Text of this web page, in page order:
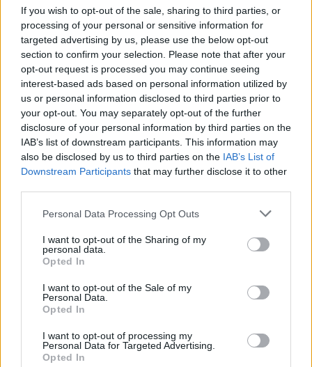
If you wish to opt-out of the sale, sharing to third parties, or
processing of your personal or sensitive information for
targeted advertising by us, please use the below opt-out
section to confirm your selection. Please note that after your
opt-out request is processed you may continue seeing
interest-based ads based on personal information utilized by
us or personal information disclosed to third parties prior to
your opt-out. You may separately opt-out of the further
disclosure of your personal information by third parties on the
IAB’s list of downstream participants. This information may
also be disclosed by us to third parties on the IAB’s List of
Downstream Participants that may further disclose it to other
Please note that this website/app uses one or more Google
not limited to your visit or usage behaviour. You may click to
grant or deny consent to Google and its third-party tags to
use your data for below specified purposes in below Google
consent section.
Personal Data Processing Opt Outs
I want to opt-out of the Sharing of my
personal data.
Opted In
I want to opt-out of the Sale of my
Personal Data.
Opted In
I want to opt-out of processing my
Personal Data for Targeted Advertising.
Opted In
λοιπόν να απομακρύνουμε ρύπους και σκόνη από τις
εσωτερικές τους επιφάνειες ανά τακτά χρονικά
διαστήματα,αφού αυτά συγκεντρώνουν πιο εύκολα
υγρασία σε σχέση με μια καθαρή γυάλινη επιφάνεια και
έτσι μεγεθύνεται και το πρόβλημα των θολωμένων
τζαμιών.